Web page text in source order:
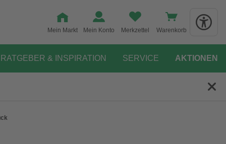
Mein Markt Mein Konto Merkzettel Warenkorb
RATGEBER & INSPIRATION SERVICE AKTIONEN